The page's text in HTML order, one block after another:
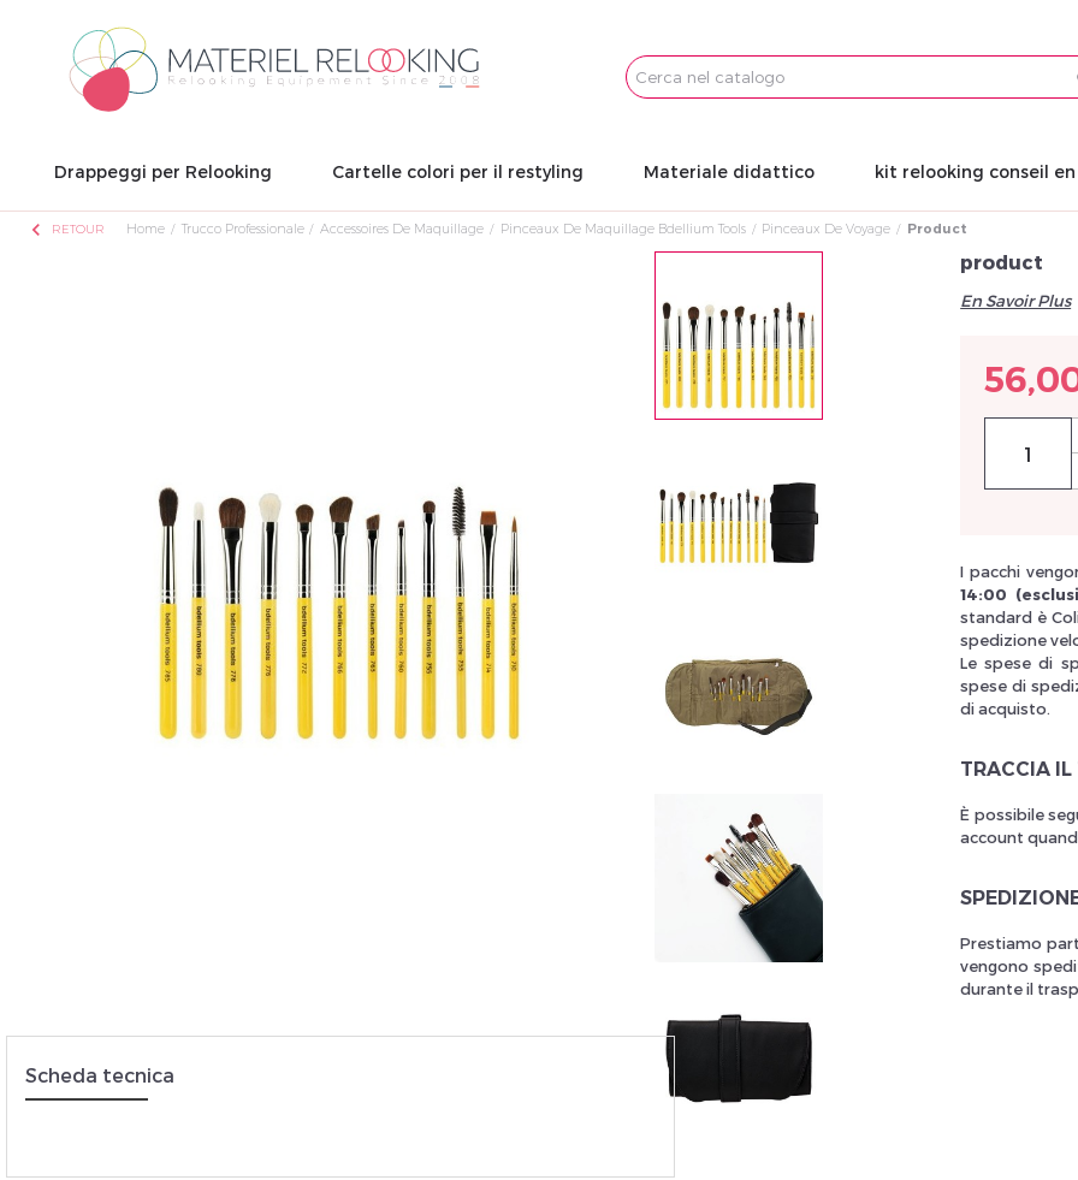
Email
Veuillez réinitialiser votre mot de passe
Drappeggi per Relooking Cartelle colori per il restyling Materiale didattico kit relooking conseil
chevron_left RETOUR Home Trucco Professionale Accessoires De Maquillage Pinceaux De Maquillage Bdellium Tools Pinceaux De Voyage Product
product
En Savoir Plus
I pacchi
14:00
standard è
spedizione
Le spese di
spese di
di acquisto.
TRACCIA IL
È possibile
account
Prestiamo
vengono
durante il
Scheda tecnica